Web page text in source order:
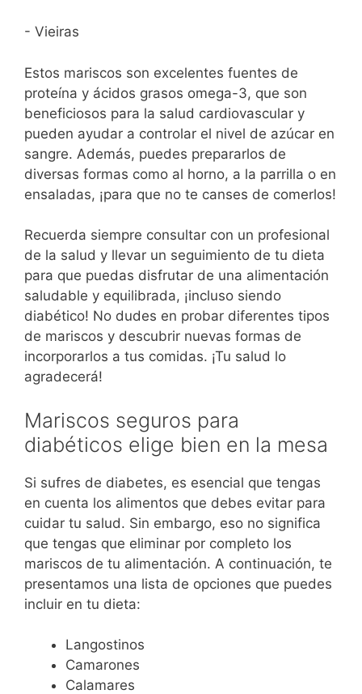
- Vieiras
Estos mariscos son excelentes fuentes de
proteína y ácidos grasos omega-3, que son
beneficiosos para la salud cardiovascular y
pueden ayudar a controlar el nivel de azúcar en
sangre. Además, puedes prepararlos de
diversas formas como al horno, a la parrilla o en
ensaladas, ¡para que no te canses de comerlos!
Recuerda siempre consultar con un profesional
de la salud y llevar un seguimiento de tu dieta
para que puedas disfrutar de una alimentación
saludable y equilibrada, ¡incluso siendo
diabético! No dudes en probar diferentes tipos
de mariscos y descubrir nuevas formas de
incorporarlos a tus comidas. ¡Tu salud lo
agradecerá!
Mariscos seguros para
diabéticos elige bien en la mesa
Si sufres de diabetes, es esencial que tengas
en cuenta los alimentos que debes evitar para
cuidar tu salud. Sin embargo, eso no significa
que tengas que eliminar por completo los
mariscos de tu alimentación. A continuación, te
presentamos una lista de opciones que puedes
incluir en tu dieta:
Langostinos
Camarones
Calamares